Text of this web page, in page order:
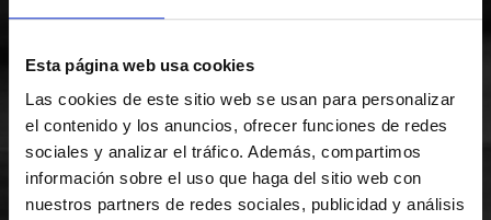
Esta página web usa cookies
Las cookies de este sitio web se usan para personalizar
el contenido y los anuncios, ofrecer funciones de redes
sociales y analizar el tráfico. Además, compartimos
información sobre el uso que haga del sitio web con
nuestros partners de redes sociales, publicidad y análisis
RENAULT ARKANA
RENAULT CAPTUR RENAULT CLIO
RENAULT KADJAR RENAULT MEGANE